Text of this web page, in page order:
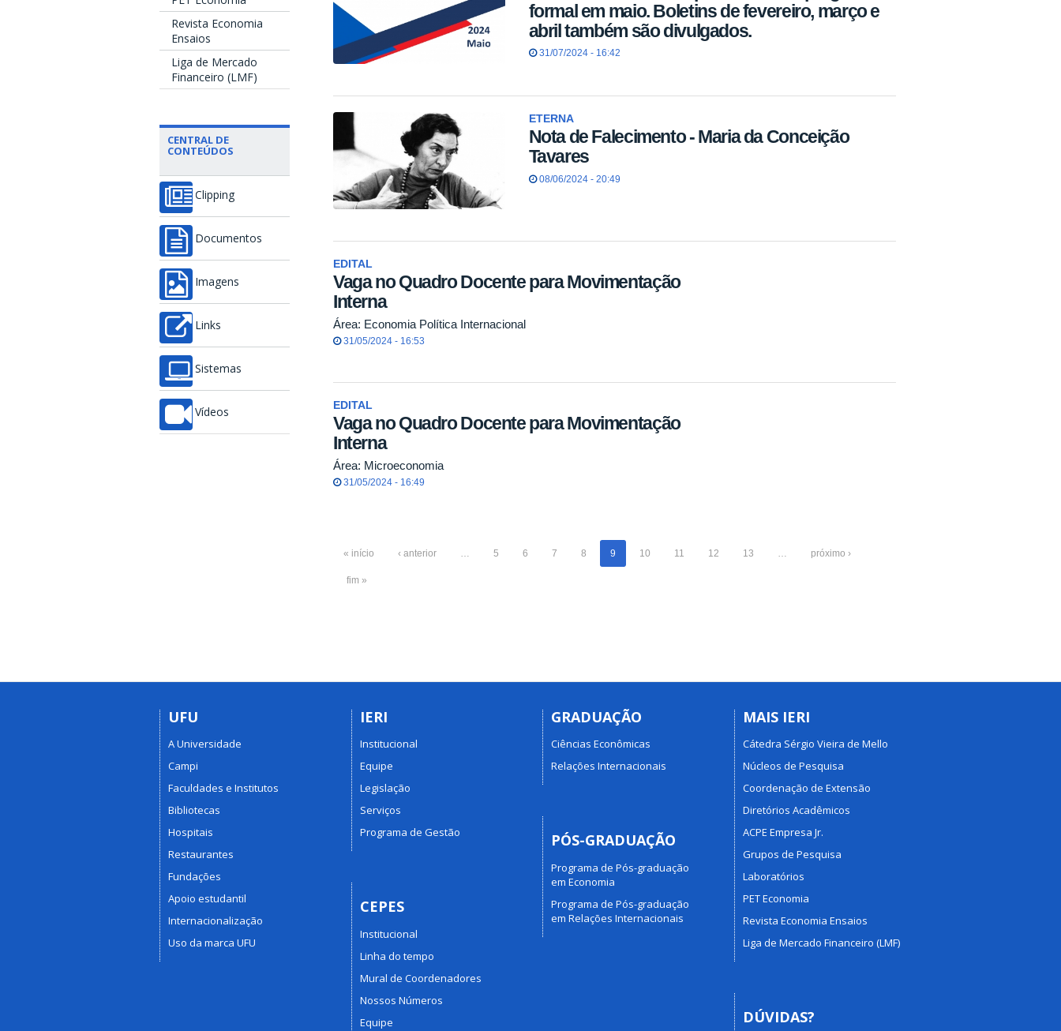
Revista Economia
Ensaios
Liga de Mercado
Financeiro (LMF)
CENTRAL DE
CONTEÚDOS
Clipping
Documentos
Imagens
Links
Sistemas
Vídeos
formal em maio. Boletins de fevereiro, março e
abril também são divulgados.
31/07/2024 - 16:42
ETERNA
Nota de Falecimento - Maria da Conceição
Tavares
08/06/2024 - 20:49
EDITAL
Vaga no Quadro Docente para Movimentação
Interna
Área: Economia Política Internacional
31/05/2024 - 16:53
EDITAL
Vaga no Quadro Docente para Movimentação
Interna
Área: Microeconomia
31/05/2024 - 16:49
« início ‹ anterior … 5 6 7 8 9 10 11 12 13 … próximo ›
fim »
UFU
A Universidade
Campi
Faculdades e Institutos
Bibliotecas
Hospitais
Restaurantes
Fundações
Apoio estudantil
Internacionalização
Uso da marca UFU
IERI
Institucional
Equipe
Legislação
Serviços
Programa de Gestão
CEPES
Institucional
Linha do tempo
Mural de Coordenadores
Nossos Números
Equipe
GRADUAÇÃO
Ciências Econômicas
Relações Internacionais
PÓS-GRADUAÇÃO
Programa de Pós-graduação
em Economia
Programa de Pós-graduação
em Relações Internacionais
MAIS IERI
Cátedra Sérgio Vieira de Mello
Núcleos de Pesquisa
Coordenação de Extensão
Diretórios Acadêmicos
ACPE Empresa Jr.
Grupos de Pesquisa
Laboratórios
PET Economia
Revista Economia Ensaios
Liga de Mercado Financeiro (LMF)
DÚVIDAS?